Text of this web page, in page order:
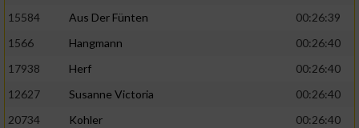
15584
Aus Der Fünten
00:26:39
1566
Hangmann
00:26:40
17938
Herf
00:26:40
12627
Susanne Victoria
00:26:40
20734
Kohler
00:26:40